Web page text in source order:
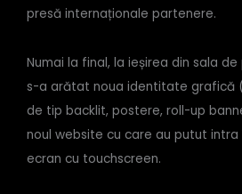
presă internaționale partenere.
Numai la final, la ieșirea din sala
s-a arătat noua identitate grafică
de tip backlit, postere, roll-up
noul website cu care au putut
ecran cu touchscreen.